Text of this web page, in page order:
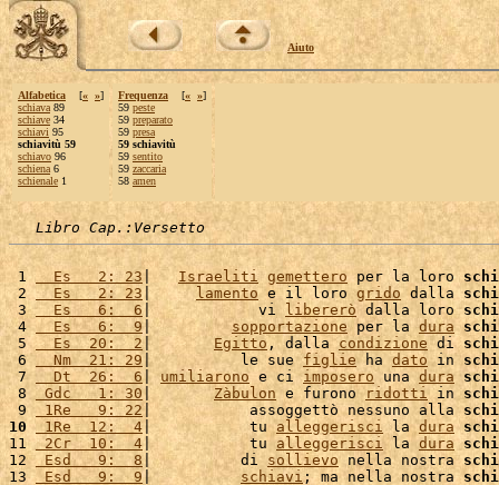
Aiuto
Alfabetica [« »]
schiava 89
schiave 34
schiavi 95
schiavitù 59
schiavo 96
schiena 6
schienale 1
Frequenza [« »]
59 peste
59 preparato
59 presa
59 schiavitù
59 sentito
59 zaccaria
58 amen
Libro Cap.:Versetto
1
  Es   2: 23
| Israeliti gemettero per la loro
2
  Es   2: 23
| lamento e il loro grido dalla
3
  Es   6:  6
|            vi libererò dalla loro
4
  Es   6:  9
| sopportazione per la dura
5
  Es  20:  2
| Egitto , dalla condizione di
6
  Nm  21: 29
|          le sue figlie ha dato in
7
  Dt  26:  6
| umiliarono e ci imposero una dura
8 Gdc   1: 30 | Zàbulon e furono ridotti in
9 1Re   9: 22|           assoggettò nessuno alla
10
1Re  12:  4 |           tu alleggerisci la dura
11 2Cr  10:  4 |           tu alleggerisci la dura
12
Esd   9:  8 |          di sollievo nella nostra
13
Esd   9:  9| schiavi; ma nella nostra